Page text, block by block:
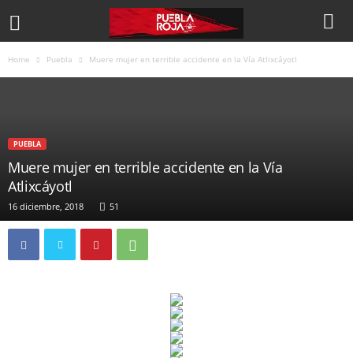
Home Puebla Muere mujer en terrible accidente en la Vía Atlixcáyotl
PUEBLA
Muere mujer en terrible accidente en la Vía
Atlixcáyotl
16 diciembre, 2018 51